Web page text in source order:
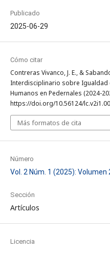
Publicado
2025-06-29
Cómo citar
Contreras Vivanco, J. E., &
Interdisciplinario sobre Igualdad
Humanos en Pedernales (2024-
https://doi.org/10.56124/
Más formatos de cita
Número
Vol. 2 Núm. 1 (2025): Volumen
Sección
Artículos
Licencia